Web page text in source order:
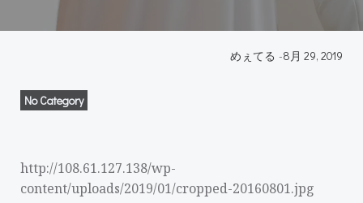
めぇてる -8月 29, 2019
No Category
http://108.61.127.138/wp-
content/uploads/2019/01/cropped-20160801.jpg